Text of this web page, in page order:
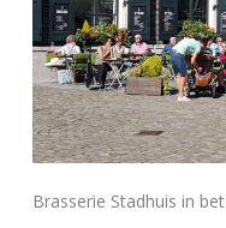
Brasserie Stadhuis in